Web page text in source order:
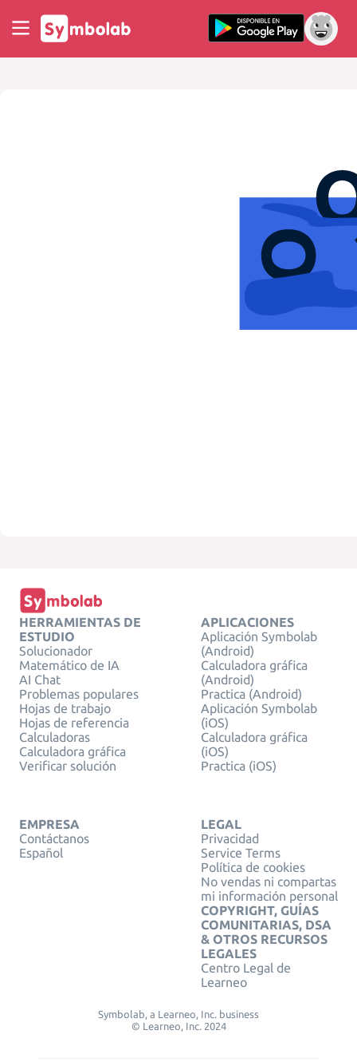
HERRAMIENTAS DE
ESTUDIO
Solucionador
Matemático de IA
AI Chat
Problemas populares
Hojas de trabajo
Hojas de referencia
Calculadoras
Calculadora gráfica
Verificar solución
APLICACIONES
Aplicación Symbolab
(Android)
Calculadora gráfica
(Android)
Practica (Android)
Aplicación Symbolab
(iOS)
Calculadora gráfica
(iOS)
Practica (iOS)
EMPRESA
Contáctanos
Español
LEGAL
Privacidad
Service Terms
Política de cookies
No vendas ni compartas
mi información personal
COPYRIGHT, GUÍAS
COMUNITARIAS, DSA
& OTROS RECURSOS
LEGALES
Centro Legal de
Learneo
Symbolab, a Learneo, Inc. business
© Learneo, Inc. 2024